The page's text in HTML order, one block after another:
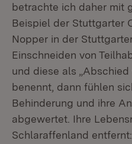
betrachte ich daher mit
Beispiel der Stuttgarter
Nopper in der
Einschneiden von
und diese als
benennt, dann fühlen
Behinderung und ihre
abgewertet. Ihre
Schlaraffenland